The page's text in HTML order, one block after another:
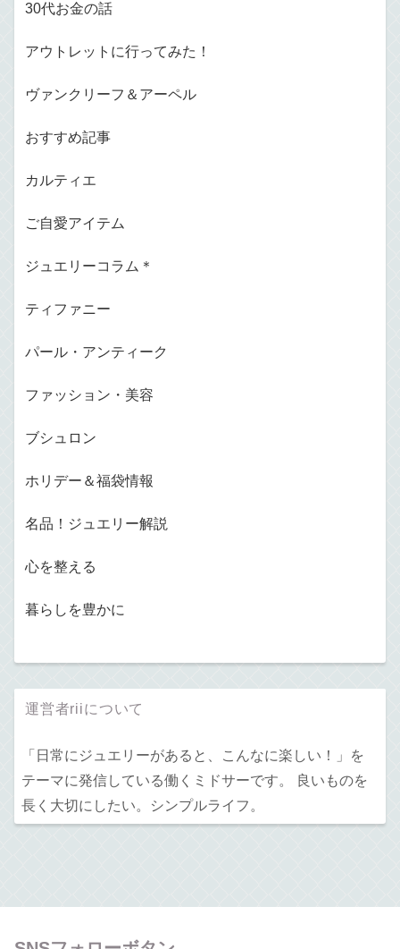
30代お金の話
アウトレットに行ってみた！
ヴァンクリーフ＆アーペル
おすすめ記事
カルティエ
ご自愛アイテム
ジュエリーコラム＊
ティファニー
パール・アンティーク
ファッション・美容
ブシュロン
ホリデー＆福袋情報
名品！ジュエリー解説
心を整える
暮らしを豊かに
運営者riiについて
「日常にジュエリーがあると、こんなに楽しい！」を
テーマに発信している働くミドサーです。 良いものを
長く大切にしたい。シンプルライフ。